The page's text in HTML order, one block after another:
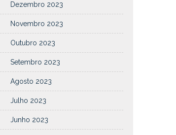
Dezembro 2023
Novembro 2023
Outubro 2023
Setembro 2023
Agosto 2023
Julho 2023
Junho 2023